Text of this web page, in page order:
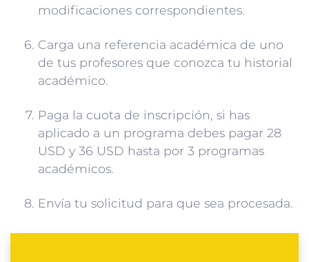
modificaciones correspondientes.
Carga una referencia académica de uno
de tus profesores que conozca tu historial
académico.
Paga la cuota de inscripción, si has
aplicado a un programa debes pagar 28
USD y 36 USD hasta por 3 programas
académicos.
Envía tu solicitud para que sea procesada.